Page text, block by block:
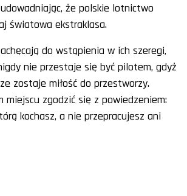
że polskie lotnictwo
światowa ekstraklasa.
do wstąpienia w ich szeregi,
nie przestaje się być pilotem, gdyż
zostaje miłość do przestworzy.
miejscu zgodzić się z powiedzeniem:
kochasz, a nie przepracujesz ani